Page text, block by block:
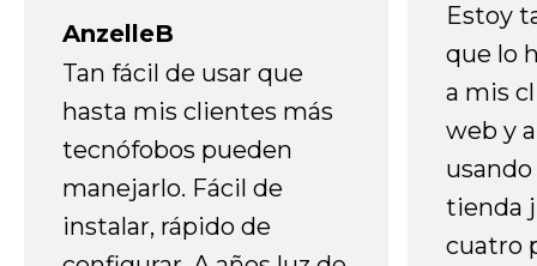
AnzelleB
Tan fácil de usar que
hasta mis clientes más
tecnófobos pueden
manejarlo. Fácil de
instalar, rápido de
Estoy
que lo
a mis
web y
tienda
cuatro